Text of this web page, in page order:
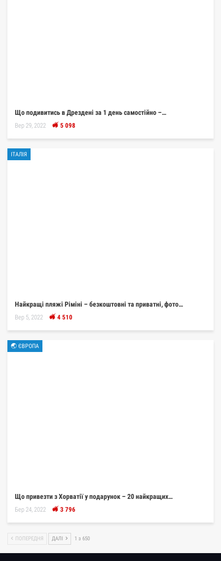
Що подивитись в Дрездені за 1 день самостійно –…
Вер 29, 2022 5 098
ІТАЛІЯ
Найкращі пляжі Ріміні – безкоштовні та приватні, фото…
Вер 5, 2022 4 510
🌏 ЄВРОПА
Що привезти з Хорватії у подарунок – 20 найкращих…
Бер 24, 2022 3 796
ПОПЕРЕДНЯ ДАЛІ 1 з 650